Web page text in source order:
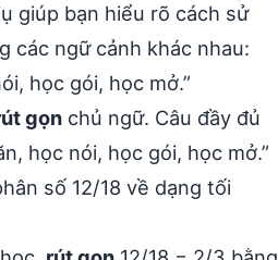
giúp bạn hiểu rõ cách sử
các ngữ cảnh khác nhau:
học gói, học mở.”
gọn chủ ngữ. Câu đầy đủ
học nói, học gói, học mở.”
số 12/18 về dạng tối